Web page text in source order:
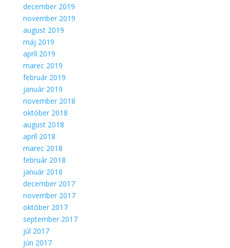
december 2019
november 2019
august 2019
máj 2019
apríl 2019
marec 2019
február 2019
január 2019
november 2018
október 2018
august 2018
apríl 2018
marec 2018
február 2018
január 2018
december 2017
november 2017
október 2017
september 2017
júl 2017
jún 2017